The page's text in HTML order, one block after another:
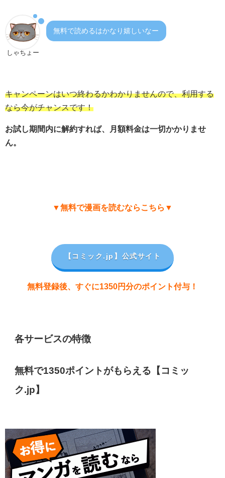
しゃちょー
無料で読めるはかなり嬉しいなー
キャンペーンはいつ終わるかわかりませんので、利用する
なら今がチャンスです！
お試し期間内に解約すれば、月額料金は一切かかりませ
ん。
▼無料で漫画を読むならこちら▼
【コミック.jp 】公式サイト
無料登録後、すぐに1350円分のポイント付与！
各サービスの特徴
無料で1350ポイントがもらえる【コミッ
ク.jp】